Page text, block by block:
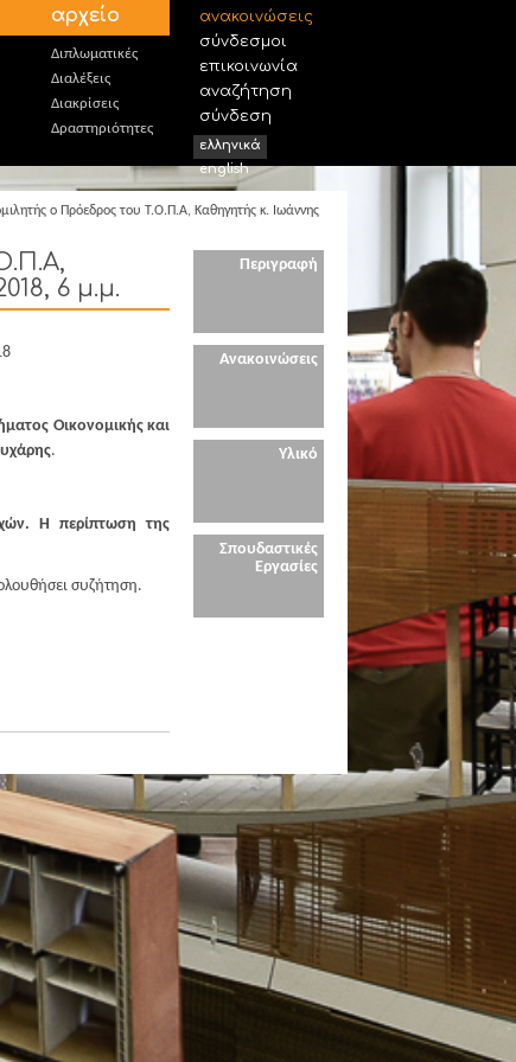
αρχείο
Διπλωματικές
Διαλέξεις
Διακρίσεις
Δραστηριότητες
ανακοινώσεις
σύνδεσμοι
επικοινωνία
αναζήτηση
σύνδεση
ελληνικά
english
ο Πρόεδρος του Τ.Ο.Π.Α, Καθηγητής κ. Ιωάννης
6 μ.μ.
Οικονομικής και
.
Η περίπτωση της
συζήτηση.
Περιγραφή
Ανακοινώσεις
Υλικό
Σπουδαστικές
Εργασίες